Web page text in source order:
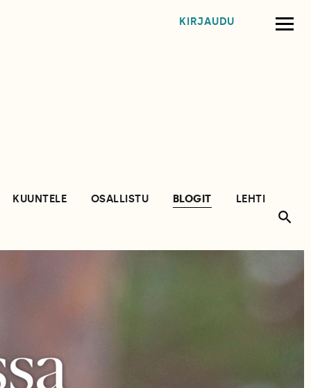
KIRJAUDU
KUUNTELE OSALLISTU BLOGIT LEHTI